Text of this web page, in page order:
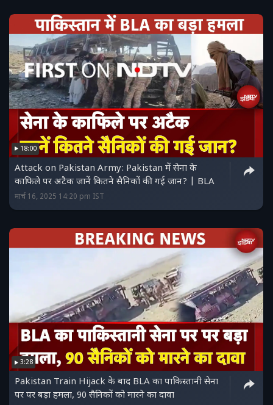
18:00
Attack on Pakistan Army: Pakistan में सेना के
काफिले पर अटैक जानें कितने सैनिकों की गई जान? | BLA
मार्च 16, 2025 14:20 pm IST
3:28
Pakistan Train Hijack के बाद BLA का पाकिस्तानी सेना
पर पर बड़ा हमला, 90 सैनिकों को मारने का दावा